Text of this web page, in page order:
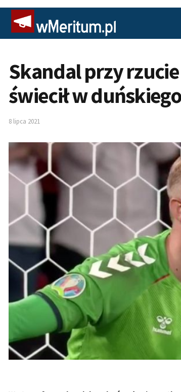
Skandal przy
świecił w
8 lipca 2021